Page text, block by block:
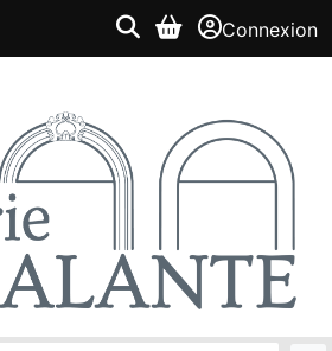
Connexion